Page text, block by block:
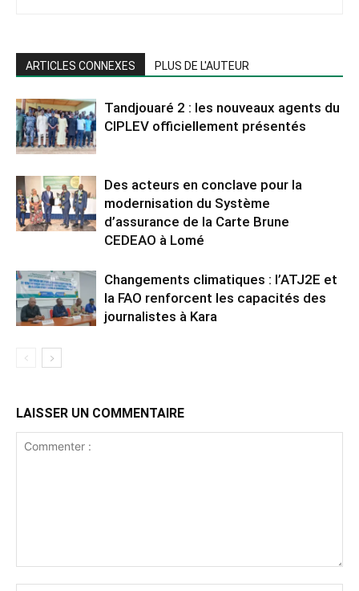
ARTICLES CONNEXES PLUS DE L'AUTEUR
Tandjouaré 2 : les nouveaux agents du
CIPLEV officiellement présentés
Des acteurs en conclave pour la
modernisation du Système
d’assurance de la Carte Brune
CEDEAO à Lomé
Changements climatiques : l’ATJ2E et
la FAO renforcent les capacités des
journalistes à Kara
LAISSER UN COMMENTAIRE